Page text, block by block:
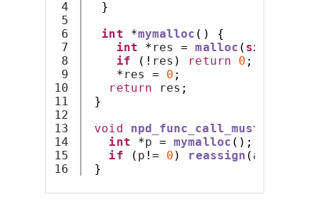
4
5
6
7
8
9
10
11
12
13
14
15
}
int
*mymalloc ()
{
int
*res = malloc ( sizeof
if
(! res ) return 0 ;
*res = 0 ;
return res ;
}
void
npd_func_call_must
int
*p = mymalloc ();
if
( p != 0 ) reassign ( argument
}